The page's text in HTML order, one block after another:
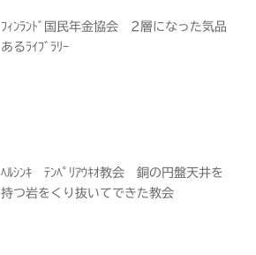
ﾌｨﾝﾗﾝﾄﾞ国民年金協会 2層になった気品
あるﾗｲﾌﾞﾗﾘｰ
ﾍﾙｼﾝｷ ﾃﾝﾍﾟﾘｱｳｷｵ教会 銅の円盤天井を
持つ岩をくり抜いてできた教会